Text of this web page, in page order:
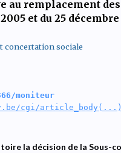
remplacement des
et du 25 décembre
concertation sociale
moniteur
cgi/article_body(...)
la décision de la Sous-